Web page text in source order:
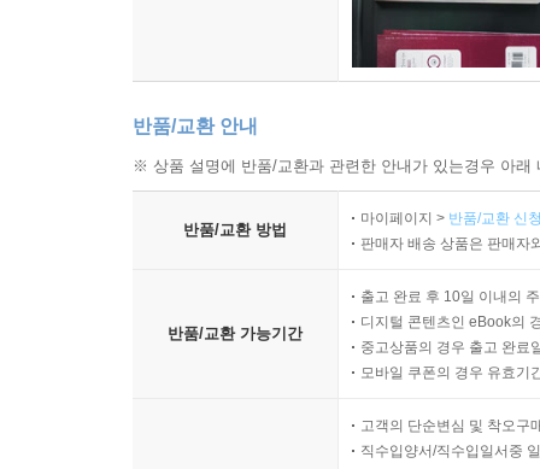
반품/교환 안내
※ 상품 설명에 반품/교환과 관련한 안내가 있는경우 아
반품/교환 방법
마이페이지 > 반품/교환 신
판매자 배송 상품은 판매자
반품/교환 가능기간
출고 완료 후 10일 이내의
디지털 콘텐츠인 eBook의
중고상품의 경우 출고 완료
모바일 쿠폰의 경우 유효기
고객의 단순변심 및 착오구
직수입양서/직수입일서중